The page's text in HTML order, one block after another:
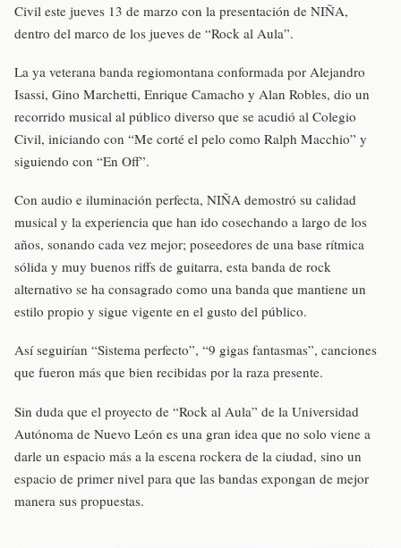
Civil este jueves 13 de marzo con la presentación de NIÑA,
dentro del marco de los jueves de “Rock al Aula”.
La ya veterana banda regiomontana conformada por Alejandro
Isassi, Gino Marchetti, Enrique Camacho y Alan Robles, dio un
recorrido musical al público diverso que se acudió al Colegio
Civil, iniciando con “Me corté el pelo como Ralph Macchio” y
siguiendo con “En Off”.
Con audio e iluminación perfecta, NIÑA demostró su calidad
musical y la experiencia que han ido cosechando a largo de los
años, sonando cada vez mejor; poseedores de una base rítmica
sólida y muy buenos riffs de guitarra, esta banda de rock
alternativo se ha consagrado como una banda que mantiene un
estilo propio y sigue vigente en el gusto del público.
Así seguirían “Sistema perfecto”, “9 gigas fantasmas”, canciones
que fueron más que bien recibidas por la raza presente.
Sin duda que el proyecto de “Rock al Aula” de la Universidad
Autónoma de Nuevo León es una gran idea que no solo viene a
darle un espacio más a la escena rockera de la ciudad, sino un
espacio de primer nivel para que las bandas expongan de mejor
manera sus propuestas.